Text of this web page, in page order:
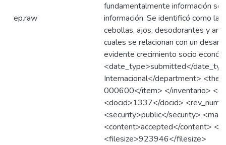
ep.raw
fundamentalmente información
información. Se identificó como
cebollas, ajos, desodorantes y
cuales se relacionan con un
evidente crecimiento socio
<date_type>submitted</
Internacional</department>
000600</item> </inventario>
<docid>1337</docid>
<security>public</security>
<content>accepted</content>
<filesize>923946</filesize>